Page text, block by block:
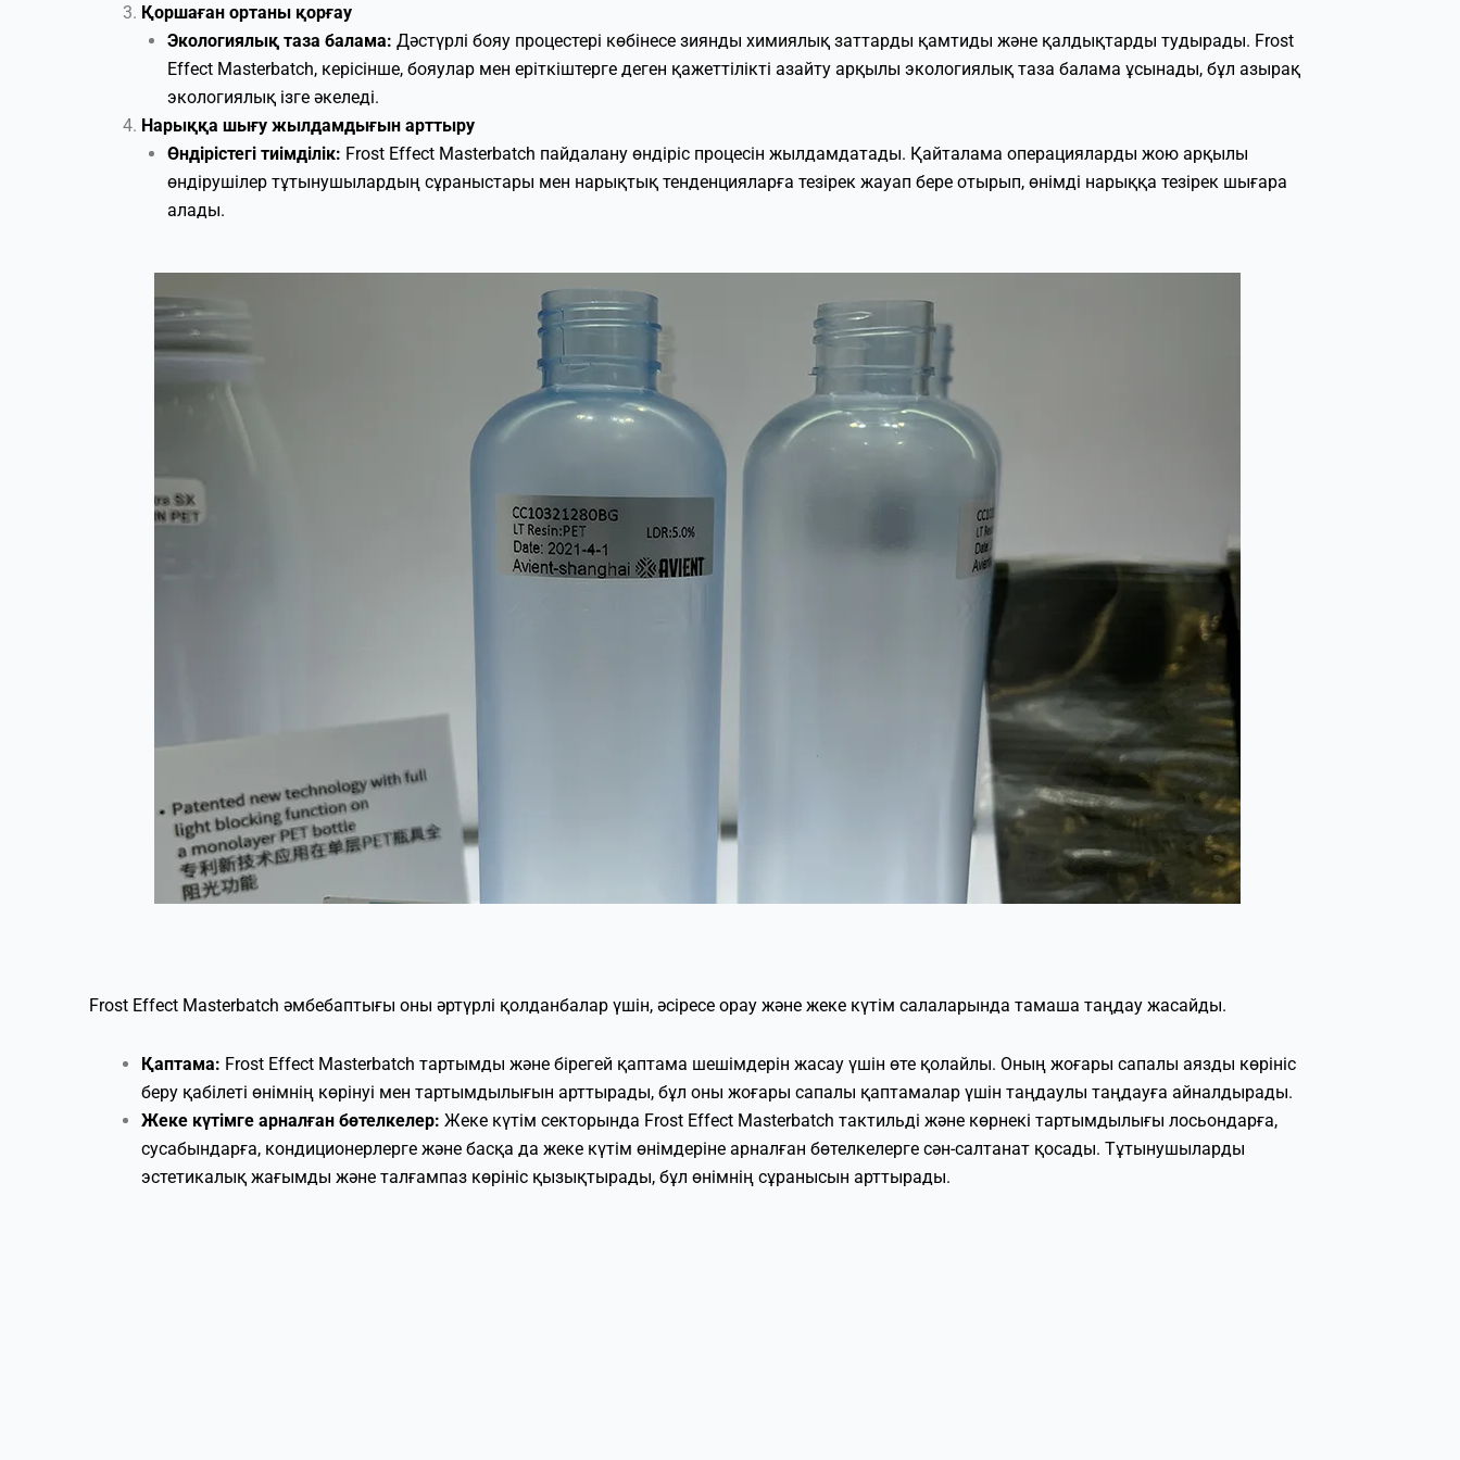
Қоршаған ортаны қорғау
Экологиялық таза балама: Дәстүрлі бояу процестері көбінесе зиянды химиялық заттарды қамтиды және қалдықтарды тудырады. Frost
Effect Masterbatch, керісінше, бояулар мен еріткіштерге деген қажеттілікті азайту арқылы экологиялық таза балама ұсынады, бұл азырақ
экологиялық ізге әкеледі.
Нарыққа шығу жылдамдығын арттыру
Өндірістегі тиімділік: Frost Effect Masterbatch пайдалану өндіріс процесін жылдамдатады. Қайталама операцияларды жою арқылы
өндірушілер тұтынушылардың сұраныстары мен нарықтық тенденцияларға тезірек жауап бере отырып, өнімді нарыққа тезірек шығара
алады.
Frost Effect Masterbatch әмбебаптығы оны әртүрлі қолданбалар үшін, әсіресе орау және жеке күтім салаларында тамаша таңдау жасайды.
Қаптама: Frost Effect Masterbatch тартымды және бірегей қаптама шешімдерін жасау үшін өте қолайлы. Оның жоғары сапалы аязды көрініс
беру қабілеті өнімнің көрінуі мен тартымдылығын арттырады, бұл оны жоғары сапалы қаптамалар үшін таңдаулы таңдауға айналдырады.
Жеке күтімге арналған бөтелкелер: Жеке күтім секторында Frost Effect Masterbatch тактильді және көрнекі тартымдылығы лосьондарға,
сусабындарға, кондиционерлерге және басқа да жеке күтім өнімдеріне арналған бөтелкелерге сән-салтанат қосады. Тұтынушыларды
эстетикалық жағымды және талғампаз көрініс қызықтырады, бұл өнімнің сұранысын арттырады.